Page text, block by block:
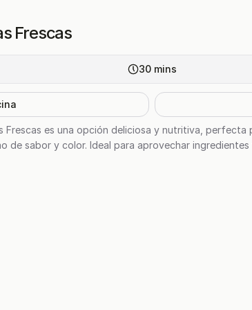
Frescas
30 mins
es una opción deliciosa y nutritiva, perfecta
de sabor y color. Ideal para aprovechar